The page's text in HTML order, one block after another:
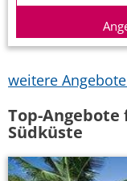
weitere
Top-
Südküste